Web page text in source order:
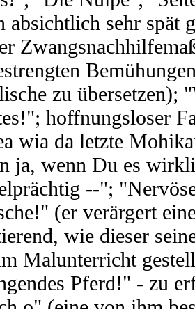
absichtlich sehr spät
zu
hoffnungsloser
wia da letzte
ja, wenn Du es
--";
(er verärgert
wie dieser
Malunterricht
Pferd!" - zu